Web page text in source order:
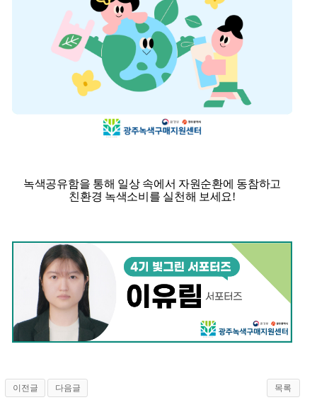
녹색공유함을 통해 일상 속에서 자원순환에 동참하고
친환경 녹색소비를 실천해 보세요!
이전글 다음글 목록